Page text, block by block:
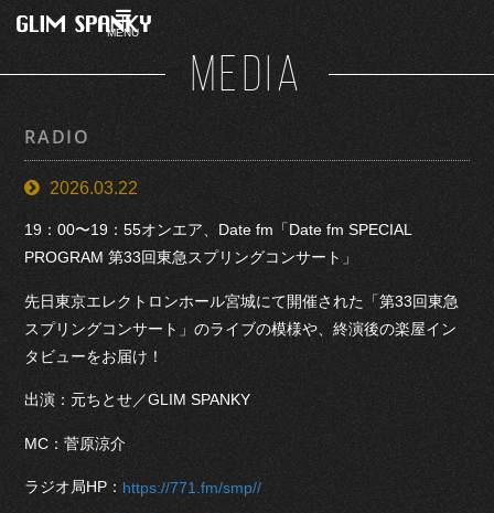
MENU
MEDIA
RADIO
2026.03.22
19：00〜19：55オンエア、Date fm「Date fm SPECIAL
PROGRAM 第33回東急スプリングコンサート」
先日東京エレクトロンホール宮城にて開催された「第33回東急
スプリングコンサート」のライブの模様や、終演後の楽屋イン
タビューをお届け！
出演：元ちとせ／GLIM SPANKY
MC：菅原涼介
ラジオ局HP： https://771.fm/smp//